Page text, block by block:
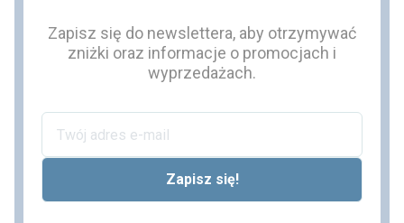
Zapisz się do newslettera, aby otrzymywać
zniżki oraz informacje o promocjach i
wyprzedażach.